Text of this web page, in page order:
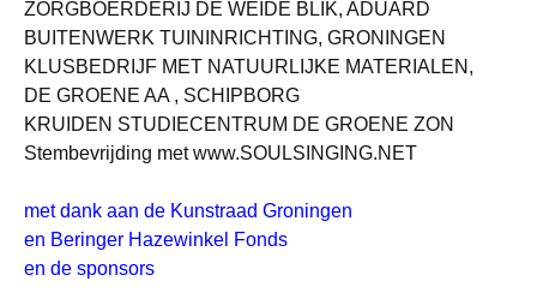
ZORGBOERDERIJ DE WEIDE BLIK, ADUARD
BUITENWERK TUININRICHTING, GRONINGEN
KLUSBEDRIJF MET NATUURLIJKE MATERIALEN,
DE GROENE AA , SCHIPBORG
KRUIDEN STUDIECENTRUM DE GROENE ZON
Stembevrijding met www.SOULSINGING.NET
met dank aan de Kunstraad Groningen
en Beringer Hazewinkel Fonds
en de sponsors